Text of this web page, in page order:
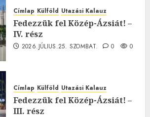
Címlap Külföld Utazási Kalauz
Fedezzük fel Közép-Ázsiát! –
IV. rész
2026.JÚLIUS.25. SZOMBAT. 0 0
Címlap Külföld Utazási Kalauz
Fedezzük fel Közép-Ázsiát! –
III. rész